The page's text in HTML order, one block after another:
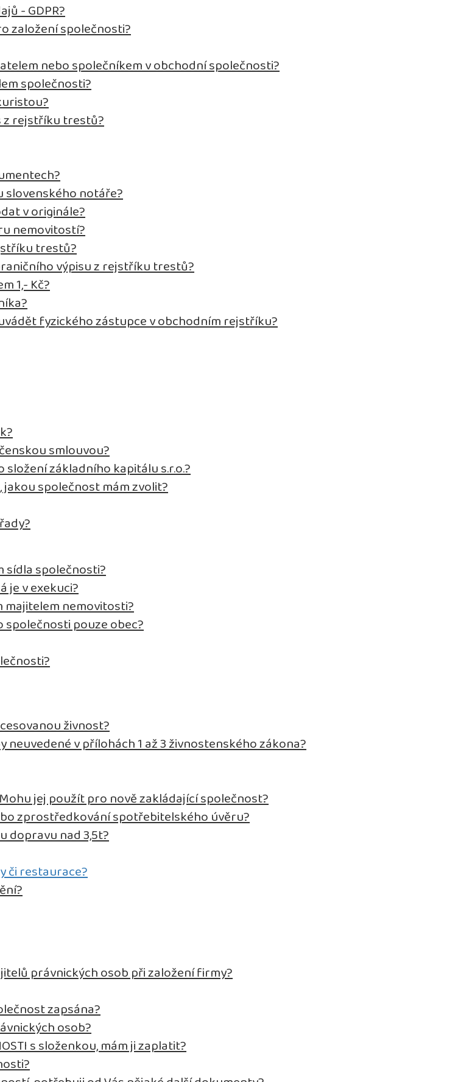
- GDPR?
založení společnosti?
nebo společníkem v obchodní společnosti?
společnosti?
z rejstříku trestů?
slovenského notáře?
v originále?
nemovitostí?
trestů?
výpisu z rejstříku trestů?
1,- Kč?
fyzického zástupce v obchodním rejstříku?
smlouvou?
základního kapitálu s.r.o.?
společnost mám zvolit?
sídla společnosti?
je v exekuci?
majitelem nemovitosti?
pouze obec?
živnost?
v přílohách 1 až 3 živnostenského zákona?
jej použít pro nově zakládající společnost?
zprostředkování spotřebitelského úvěru?
dopravu nad 3,5t?
či restaurace?
právnických osob při založení firmy?
zapsána?
osob?
s složenkou, mám ji zaplatit?